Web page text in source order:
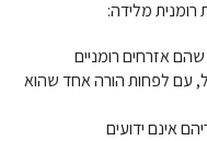
אזרחים רומניים
עם לפחות הורה אחד שהוא
אינם ידועים